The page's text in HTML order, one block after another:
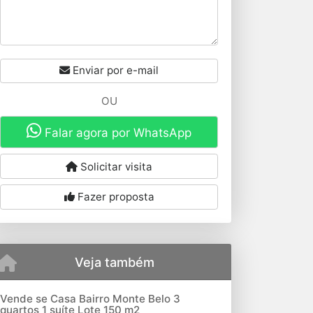
Enviar por e-mail
OU
Falar agora por WhatsApp
Solicitar visita
Fazer proposta
Veja também
Vende se Casa Bairro Monte Belo 3
quartos 1 suíte Lote 150 m2